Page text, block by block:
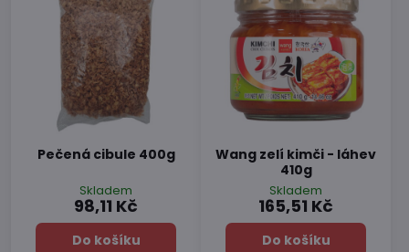
Pečená cibule 400g
Skladem
98,11 Kč
Do košíku
Wang zelí kimči - láhev
410g
Skladem
165,51 Kč
Do košíku